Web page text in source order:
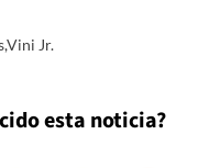
,Vini Jr.
esta noticia?